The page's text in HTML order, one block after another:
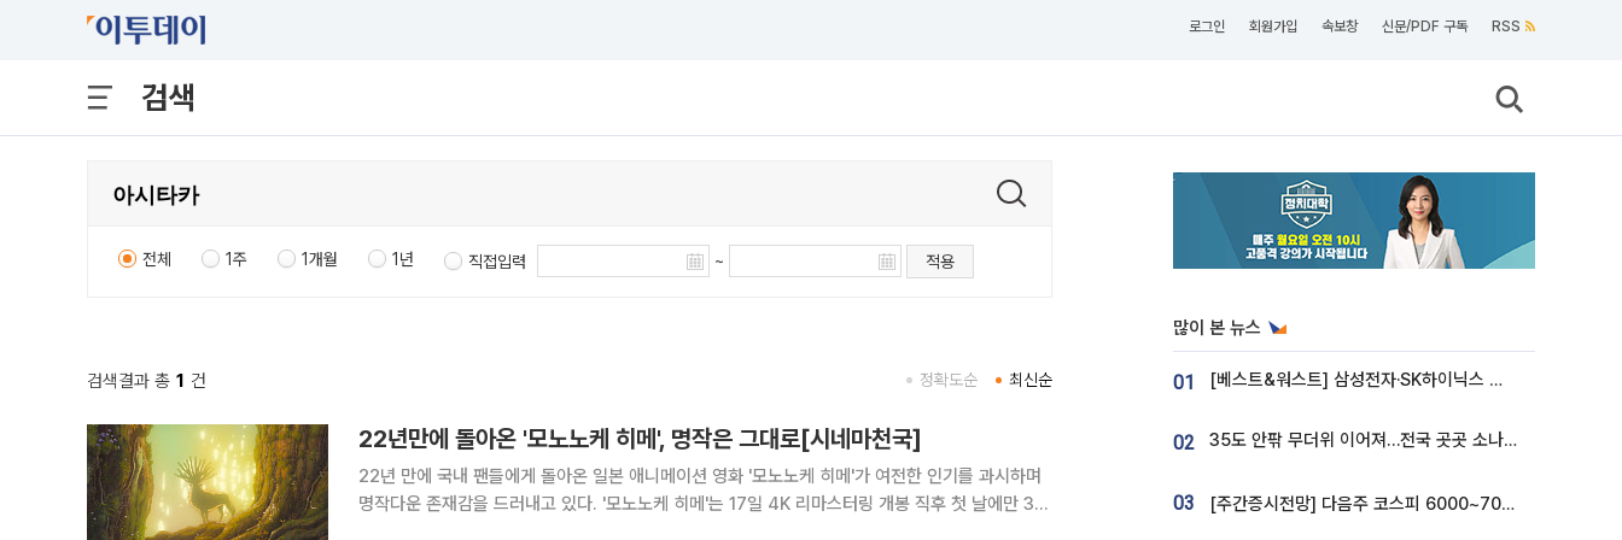
로그인 회원가입 속보창 신문/PDF 구독 RSS
검색
전체 1주 1개월 1년 직접입력 ~ 적용
검색결과 총 1 건 최신순
정확도순
22년만에 돌아온 '모노노케 히메', 명작은 그대로[시네마천국]
22년 만에 국내 팬들에게 돌아온 일본 애니메이션 영화 '모노노케 히메'가 여전한 인기를 과시하며
명작다운 존재감을 드러내고 있다. '모노노케 히메'는 17일 4K 리마스터링 개봉 직후 첫 날에만 3만
많이 본 뉴스
01 [베스트&워스트] 삼성전자·SK하이닉스 밀린 한 주…상상인증권은 85% 급등
02 35도 안팎 무더위 이어져…전국 곳곳 소나기 [오늘 날씨]
03 [주간증시전망] 다음주 코스피 6000~7000⋯“外人 수급은 정책이 변수”